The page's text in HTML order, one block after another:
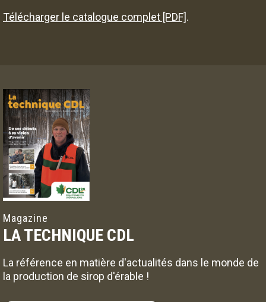
Télécharger le catalogue complet [PDF].
Magazine
LA TECHNIQUE CDL
La référence en matière d'actualités dans le monde de
la production de sirop d'érable !